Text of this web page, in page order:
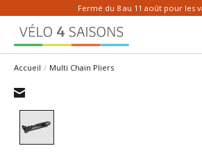
Fermé du 8 au 11 août pour les
Accueil / Multi Chain Pliers